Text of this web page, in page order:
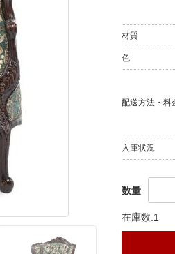
材質
色
配送方法・料
入庫状況
数量
在庫数:1